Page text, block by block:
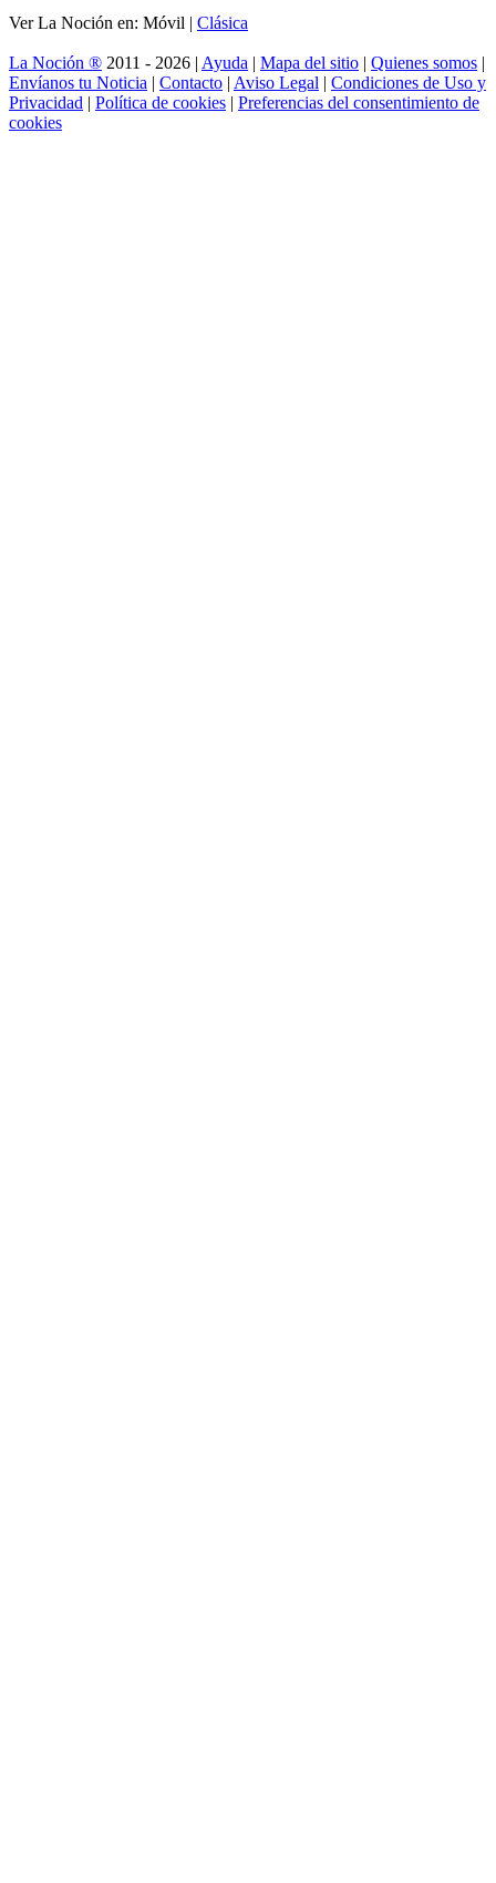
Ver La Noción en: Móvil | Clásica
La Noción ® 2011 - 2026 | Ayuda | Mapa del sitio | Quienes somos |
Envíanos tu Noticia | Contacto | Aviso Legal | Condiciones de Uso y
Privacidad | Política de cookies | Preferencias del consentimiento de
cookies